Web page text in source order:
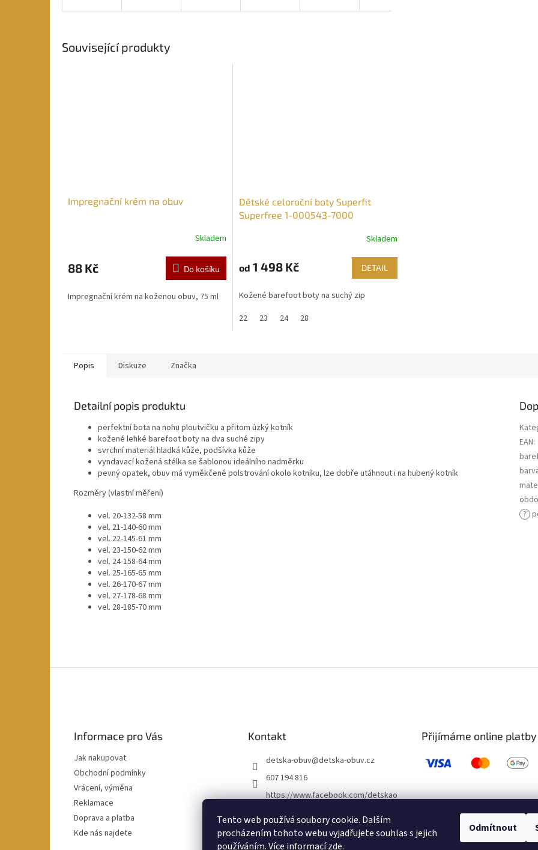
Tento web používá soubory cookie. Dalším
procházením tohoto webu vyjadřujete souhlas s jejich
používáním. Více informacízde.
Odmítnout
Související produkty
Impregnační krém na obuv
Skladem
88 Kč Do košíku
Impregnační krém na koženou obuv, 75 ml
Dětské celoroční boty Superfit
Superfree 1-000543-7000
Skladem
od 1 498 Kč DETAIL
Kožené barefoot boty na suchý zip
22
23 24 28
Popis Diskuze Značka
Detailní popis produktu
perfektní bota na nohu ploutvičku a přitom úzký kotník
kožené lehké barefoot boty na dva suché zipy
svrchní materiál hladká kůže, podšívka kůže
vyndavací kožená stélka se šablonou ideálního nadměrku
pevný opatek, obuv má vyměkčené polstrování okolo kotníku, lze dobře utáhnout i na hubený kotník
Rozměry (vlastní měření)
vel. 20-132-58 mm
vel. 21-140-60 mm
vel. 22-145-61 mm
vel. 23-150-62 mm
vel. 24-158-64 mm
vel. 25-165-65 mm
vel. 26-170-67 mm
vel. 27-178-68 mm
vel. 28-185-70 mm
EAN:
?
Informace pro Vás
Jak nakupovat
Obchodní podmínky
Vrácení, výměna
Reklamace
Doprava a platba
Kde nás najdete
Kontakt
detska-obuv@detska-obuv.cz
607 194 816
https://www.facebook.com/detskao
detskaobuvubileveze
Přijímáme online platby